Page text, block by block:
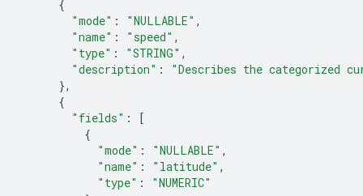
{
"mode" : "NULLABLE" ,
"name" : "speed" ,
"type" : "STRING" ,
"description" :
"Describes the categorized
},
{
"fields" :
[
{
"mode" : "NULLABLE" ,
"name" : "latitude" ,
"type" :
"NUMERIC"